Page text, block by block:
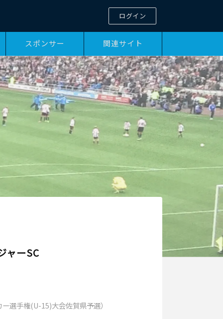
ログイン
スポンサー 関連サイト
ャーSC
選手権(U-15)大会佐賀県予選）